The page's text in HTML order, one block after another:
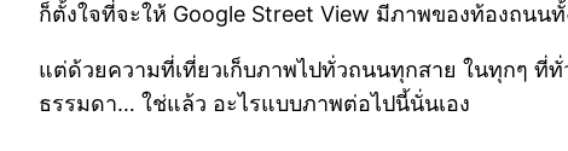
ก็ตั้งใจที่จะให้ Google Street View มีภาพของท้องถน
แต่ด้วยความที่เที่ยวเก็บภาพไปทั่วถนนทุกสาย ในทุกๆ ที่
ธรรมดา… ใช่แล้ว อะไรแบบภาพต่อไปนี้นั่นเอง